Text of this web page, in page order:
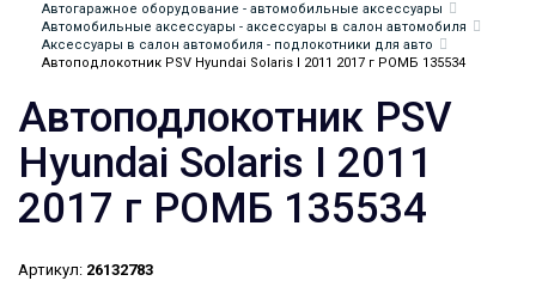
Автогаражное оборудование - автомобильные аксессуары
Автомобильные аксессуары - аксессуары в салон автомобиля
Аксессуары в салон автомобиля - подлокотники для авто
Автоподлокотник PSV Hyundai Solaris I 2011 2017 г РОМБ 135534
Автоподлокотник PSV
Hyundai Solaris I 2011
2017 г РОМБ 135534
Артикул: 26132783